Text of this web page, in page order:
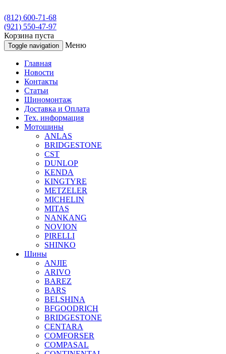
(812) 600-71-68
(921) 550-47-97
Корзина пуста
Toggle navigation Меню
Главная
Новости
Контакты
Статьи
Шиномонтаж
Доставка и Оплата
Тех. информация
Мотошины
ANLAS
BRIDGESTONE
CST
DUNLOP
KENDA
KINGTYRE
METZELER
MICHELIN
MITAS
NANKANG
NOVION
PIRELLI
SHINKO
Шины
ANJIE
ARIVO
BAREZ
BARS
BELSHINA
BFGOODRICH
BRIDGESTONE
CENTARA
COMFORSER
COMPASAL